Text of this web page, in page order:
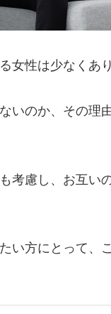
女性は少なくあ
いのか、その理
考慮し、お互い
い方にとって、